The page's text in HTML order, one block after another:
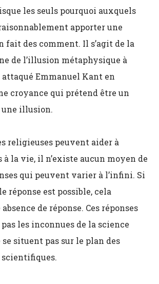
les seuls pourquoi auxquels
apporter une
fait des comment. Il s’agit de la
de l’illusion métaphysique à
attaqué Emmanuel Kant en
croyance qui prétend être un
illusion.
religieuses peuvent aider à
à la vie, il n’existe aucun moyen de
qui peuvent varier à l’infini. Si
réponse est possible, cela
de réponse. Ces réponses
les inconnues de la science
se situent pas sur le plan des
scientifiques.